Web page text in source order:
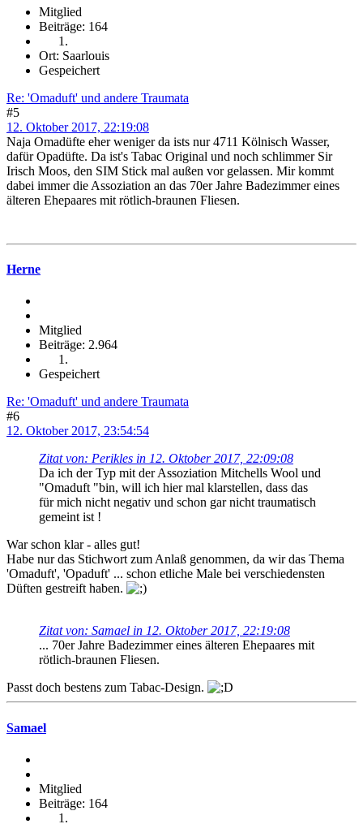
Mitglied
Beiträge: 164
Ort: Saarlouis
Gespeichert
Re: 'Omaduft' und andere Traumata
#5
12. Oktober 2017, 22:19:08
Naja Omadüfte eher weniger da ists nur 4711 Kölnisch Wasser,
dafür Opadüfte. Da ist's Tabac Original und noch schlimmer Sir
Irisch Moos, den SIM Stick mal außen vor gelassen. Mir kommt
dabei immer die Assoziation an das 70er Jahre Badezimmer eines
älteren Ehepaares mit rötlich-braunen Fliesen.
Herne
Mitglied
Beiträge: 2.964
Gespeichert
Re: 'Omaduft' und andere Traumata
#6
12. Oktober 2017, 23:54:54
Zitat von: Perikles in 12. Oktober 2017, 22:09:08
Da ich der Typ mit der Assoziation Mitchells Wool und
"Omaduft "bin, will ich hier mal klarstellen, dass das
für mich nicht negativ und schon gar nicht traumatisch
gemeint ist !
War schon klar - alles gut!
Habe nur das Stichwort zum Anlaß genommen, da wir das Thema
'Omaduft', 'Opaduft' ... schon etliche Male bei verschiedensten
Düften gestreift haben.
Zitat von: Samael in 12. Oktober 2017, 22:19:08
... 70er Jahre Badezimmer eines älteren Ehepaares mit
rötlich-braunen Fliesen.
Passt doch bestens zum Tabac-Design.
Samael
Mitglied
Beiträge: 164